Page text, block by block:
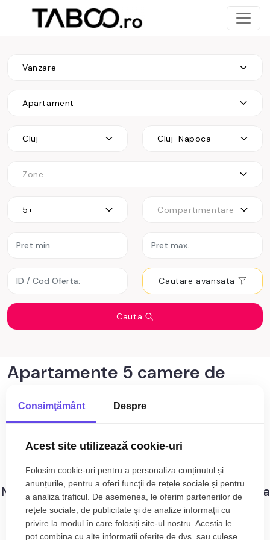
Vanzare
Apartament
Cluj Cluj-Napoca
Zone
5+ Compartimentare
Cautare avansata
Cauta
Apartamente 5 camere de
Horea
anunturi cu apartamente 5 camere de
Nu s-au gasit rezultate care sa corespunda
criteriilor dvs!
Consimţământ Despre
Acest site utilizează cookie-uri
Folosim cookie-uri pentru a personaliza conținutul și
anunțurile, pentru a oferi funcţii de rețele sociale și pentru
a analiza traficul. De asemenea, le oferim partenerilor de
rețele sociale, de publicitate şi de analize informații cu
privire la modul în care folosiți site-ul nostru. Aceștia le
pot combina cu alte informații oferite de dvs. sau culese